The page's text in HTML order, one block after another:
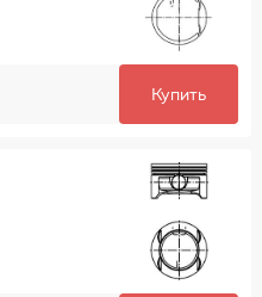
Купить